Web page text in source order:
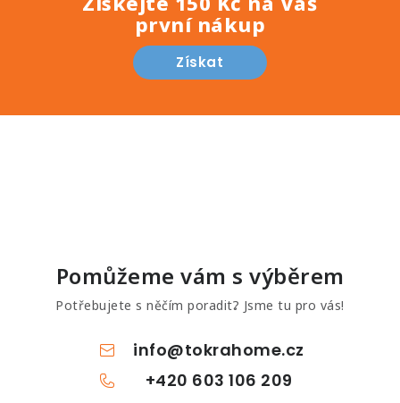
první nákup
Získat
Pomůžeme vám s výběrem
Potřebujete s něčím poradit? Jsme tu pro vás!
info@tokrahome.cz
+420 603 106 209